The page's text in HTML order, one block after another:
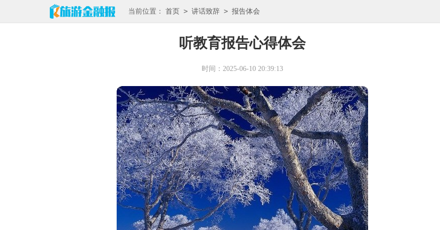
当前位置： 首页 > 讲话致辞 > 报告体会
听教育报告心得体会
时间：2025-06-10 20:39:13